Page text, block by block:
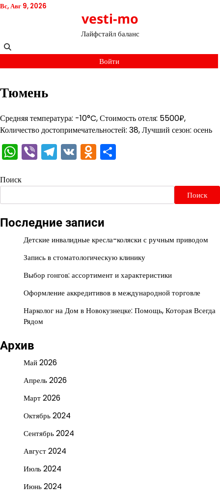
Перейти
Вс, Авг 9, 2026
vesti-mo
Лайфстайл баланс
Войти
Тюмень
Средняя температура: -10°C, Стоимость отеля: 5500₽,
Количество достопримечательностей: 38, Лучший сезон: осень
WhatsApp
ViberTelegram
VKOdnoklassniki
Поиск
Поиск
Последние записи
Детские инвалидные кресла-коляски с ручным приводом
Запись в стоматологическую клинику
Выбор гонгов: ассортимент и характеристики
Оформление аккредитивов в международной торговле
Нарколог на Дом в Новокузнецке: Помощь, Которая Всегда
Рядом
Архив
Май 2026
Апрель 2026
Март 2026
Октябрь 2024
Сентябрь 2024
Август 2024
Июль 2024
Июнь 2024